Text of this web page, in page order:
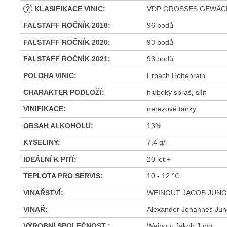
? KLASIFIKACE VINIC: VDP GROSSES
FALSTAFF ROČNÍK 2018: 96 bodů
FALSTAFF ROČNÍK 2020: 93 bodů
FALSTAFF ROČNÍK 2021: 93 bodů
POLOHA VINIC: Erbach Hohenrain
CHARAKTER PODLOŽÍ: hluboký spraš, slín
VINIFIKACE: nerezové tanky
OBSAH ALKOHOLU: 13%
KYSELINY: 7,4 g/l
IDEÁLNÍ K PITÍ: 20 let +
TEPLOTA PRO SERVIS: 10 - 12 °C
VINAŘSTVÍ: WEINGUT JACOB JUNG
VINAŘ: Alexander Johannes